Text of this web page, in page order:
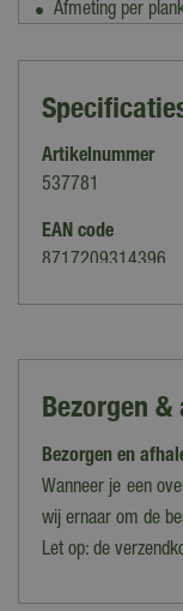
Afmeting per
Artikelnummer
537781
EAN code
8717209314396
Merk
Douglas
Geschikt voor
Dakconstructies,
Geïmpregneerd
Bezorgen &
Bezorgen en
Wanneer je een
wij ernaar om de
Let op: de
gewicht van de